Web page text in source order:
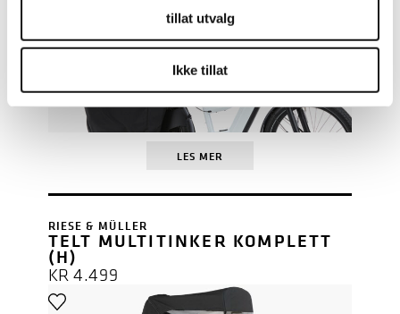
tillat utvalg
Ikke tillat
LES MER
RIESE & MÜLLER
TELT MULTITINKER KOMPLETT
(H)
KR4.499